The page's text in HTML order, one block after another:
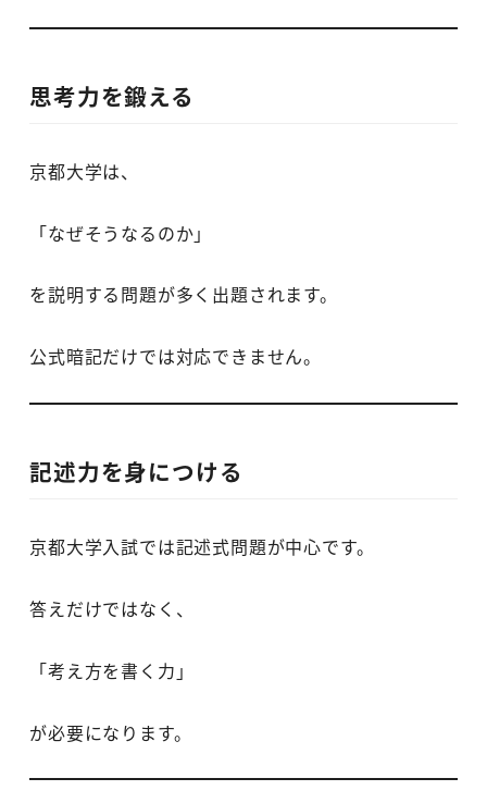
思考力を鍛える
京都大学は、
「なぜそうなるのか」
を説明する問題が多く出題されます。
公式暗記だけでは対応できません。
記述力を身につける
京都大学入試では記述式問題が中心です。
答えだけではなく、
「考え方を書く力」
が必要になります。